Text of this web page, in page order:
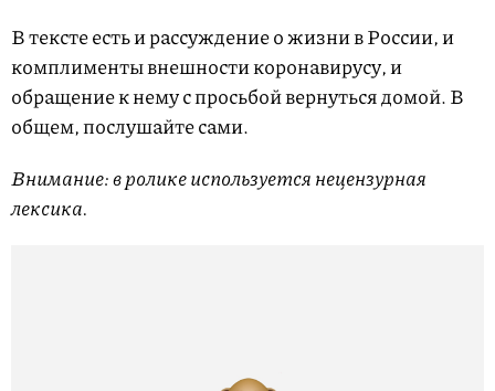
В тексте есть и рассуждение о жизни в России, и
комплименты внешности коронавирусу, и
обращение к нему с просьбой вернуться домой. В
общем, послушайте сами.
Внимание: в ролике используется нецензурная
лексика.